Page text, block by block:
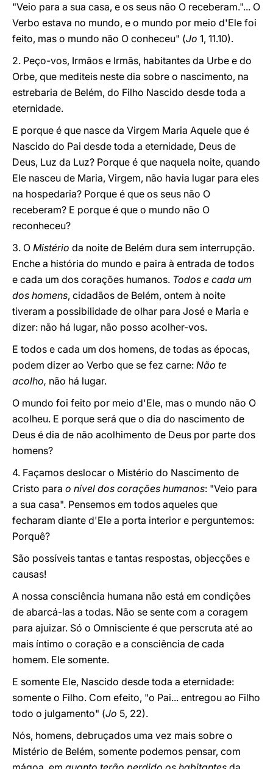
"Veio para a sua casa, e os seus não O receberam."... O
Verbo estava no mundo, e o mundo por meio d'Ele foi
feito, mas o mundo não O conheceu" (Jo 1, 11.10).
2. Peço-vos, Irmãos e Irmãs, habitantes da Urbe e do
Orbe, que mediteis neste dia sobre o nascimento, na
estrebaria de Belém, do Filho Nascido desde toda a
eternidade.
E porque é que nasce da Virgem Maria Aquele que é
Nascido do Pai desde toda a eternidade, Deus de
Deus, Luz da Luz? Porque é que naquela noite, quando
Ele nasceu de Maria, Virgem, não havia lugar para eles
na hospedaria? Porque é que os seus não O
receberam? E porque é que o mundo não O
reconheceu?
3. O Mistério da noite de Belém dura sem interrupção.
Enche a história do mundo e paira à entrada de todos
e cada um dos corações humanos. Todos e cada um
dos homens, cidadãos de Belém, ontem à noite
tiveram a possibilidade de olhar para José e Maria e
dizer: não há lugar, não posso acolher-vos.
E todos e cada um dos homens, de todas as épocas,
podem dizer ao Verbo que se fez carne: Não te
acolho, não há lugar.
O mundo foi feito por meio d'Ele, mas o mundo não O
acolheu. E porque será que o dia do nascimento de
Deus é dia de não acolhimento de Deus por parte dos
homens?
4. Façamos deslocar o Mistério do Nascimento de
Cristo para o nível dos corações humanos: "Veio para
a sua casa". Pensemos em todos aqueles que
fecharam diante d'Ele a porta interior e perguntemos:
Porquê?
São possíveis tantas e tantas respostas, objecções e
causas!
A nossa consciência humana não está em condições
de abarcá-las a todas. Não se sente com a coragem
para ajuizar. Só o Omnisciente é que perscruta até ao
mais íntimo o coração e a consciência de cada
homem. Ele somente.
E somente Ele, Nascido desde toda a eternidade:
somente o Filho. Com efeito, "o Pai... entregou ao Filho
todo o julgamento" (Jo 5, 22).
Nós, homens, debruçados uma vez mais sobre o
Mistério de Belém, somente podemos pensar, com